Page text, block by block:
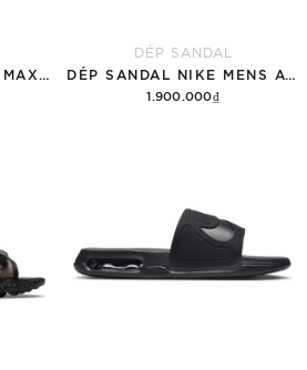
DÉP SANDAL
1.900.000₫